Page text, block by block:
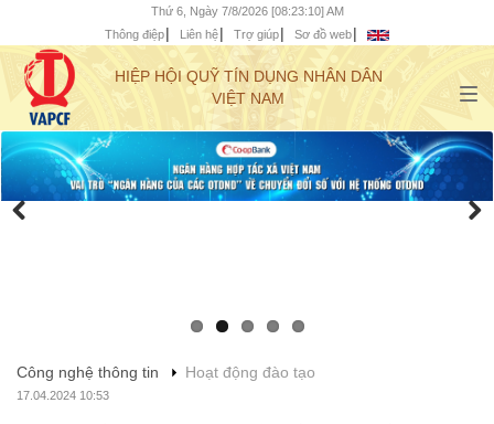
Thứ 6, Ngày 7/8/2026 [08:23:11] AM
Thông điệp
Liên hệ Trợ giúp Sơ đồ web
HIỆP HỘI QUỸ TÍN DỤNG NHÂN DÂN
VIỆT NAM
Công nghệ thông tin Hoạt động đào tạo
17.04.2024 10:53